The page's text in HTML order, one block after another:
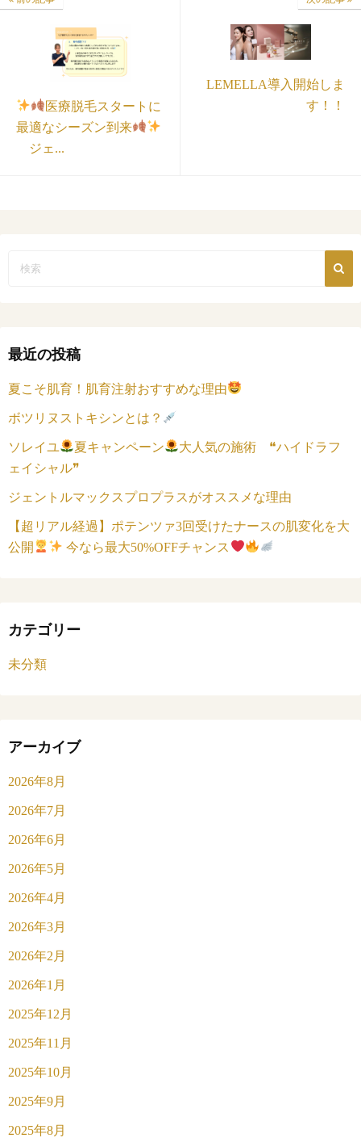
医療脱毛スタートに
最適なシーズン到来
ジェ...
LEMELLA導入開始しま
す！！
最近の投稿
夏こそ肌育！肌育注射おすすめな理由
ボツリヌストキシンとは？
ソレイユ 夏キャンペーン
大人気の施術 ❝ハイドラフ
ェイシャル❞
ジェントルマックスプロプラスがオススメな理由
【超リアル経過】ポテンツァ3回受けたナースの肌変化を大
公開
今なら最大50%OFFチャンス
カテゴリー
未分類
アーカイブ
2026年8月
2026年7月
2026年6月
2026年5月
2026年4月
2026年3月
2026年2月
2026年1月
2025年12月
2025年11月
2025年10月
2025年9月
2025年8月